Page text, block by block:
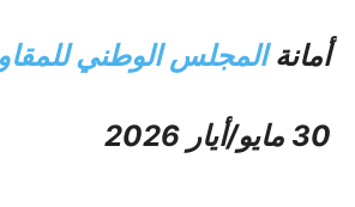
أمانةالمجلس الوطني
30 مايو/أيار 2026